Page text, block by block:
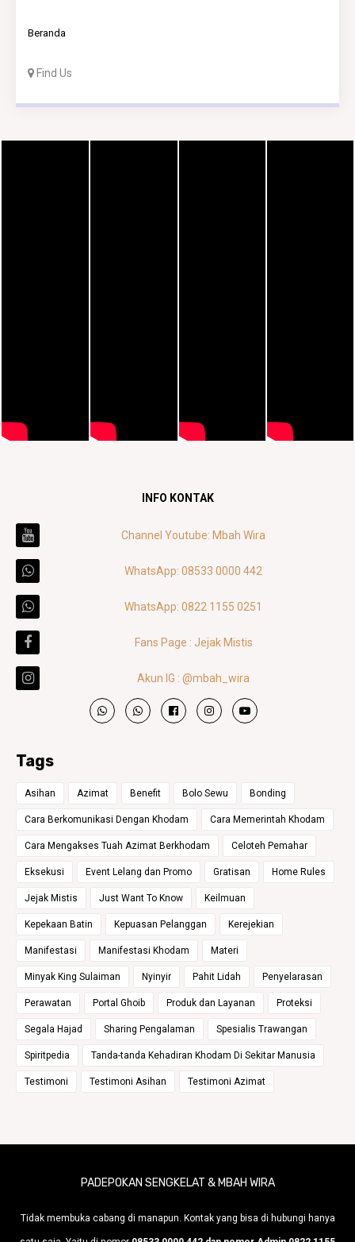
Beranda
Find Us
INFO KONTAK
Channel Youtube: Mbah Wira
WhatsApp: 08533 0000 442
WhatsApp: 0822 1155 0251
Fans Page : Jejak Mistis
Akun IG : @mbah_wira
Tags
Asihan Azimat Benefit Bolo Sewu Bonding
Cara Berkomunikasi Dengan Khodam Cara Memerintah Khodam
Cara Mengakses Tuah Azimat Berkhodam Celoteh Pemahar
Eksekusi Event Lelang dan Promo Gratisan Home Rules
Jejak Mistis Just Want To Know Keilmuan
Kepekaan Batin Kepuasan Pelanggan Kerejekian
Manifestasi Manifestasi Khodam Materi
Minyak King Sulaiman Nyinyir Pahit Lidah Penyelarasan
Perawatan Portal Ghoib Produk dan Layanan Proteksi
Segala Hajad Sharing Pengalaman Spesialis Trawangan
Spiritpedia Tanda-tanda Kehadiran Khodam Di Sekitar Manusia
Testimoni Testimoni Asihan Testimoni Azimat
PADEPOKAN SENGKELAT & MBAH WIRA
Tidak membuka cabang di manapun. Kontak yang bisa di hubungi hanya